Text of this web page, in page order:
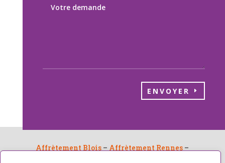
ENVOYER
Affrètement Blois – Affrètement Rennes –